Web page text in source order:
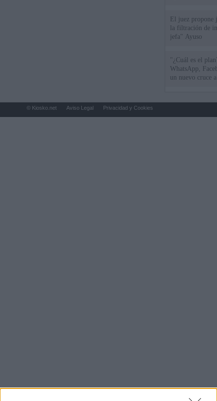
El juez propone
la filtración de
jefa" Ayuso
"¿Cuál es el
WhatsApp,
un nuevo cruce
© Kiosko.net Aviso Legal Privacidad y Cookies